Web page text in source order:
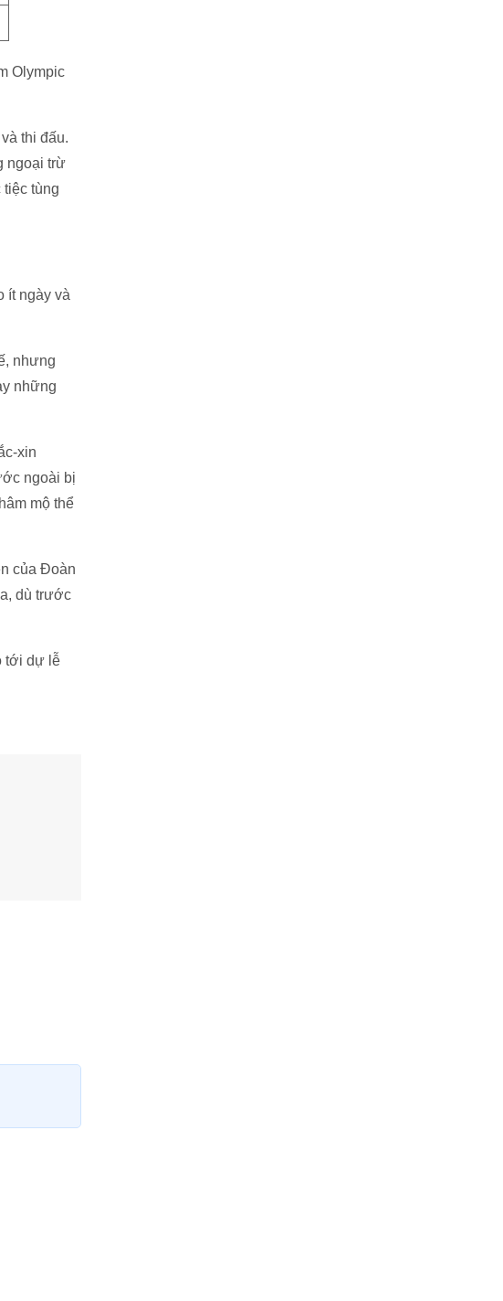
Olympic
thi đấu.
ngoại trừ
tùng
ít ngày và
nhưng
những
xin
ngoài bị
mộ thể
của Đoàn
dù trước
tới dự lễ